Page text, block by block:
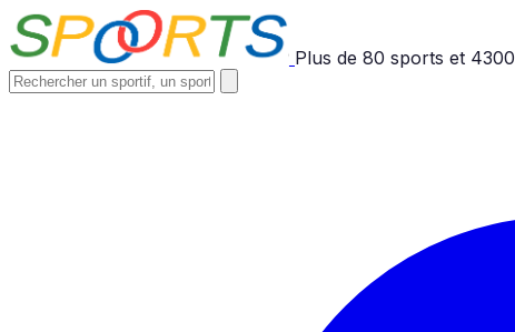
Plus de 80 sports et 4300